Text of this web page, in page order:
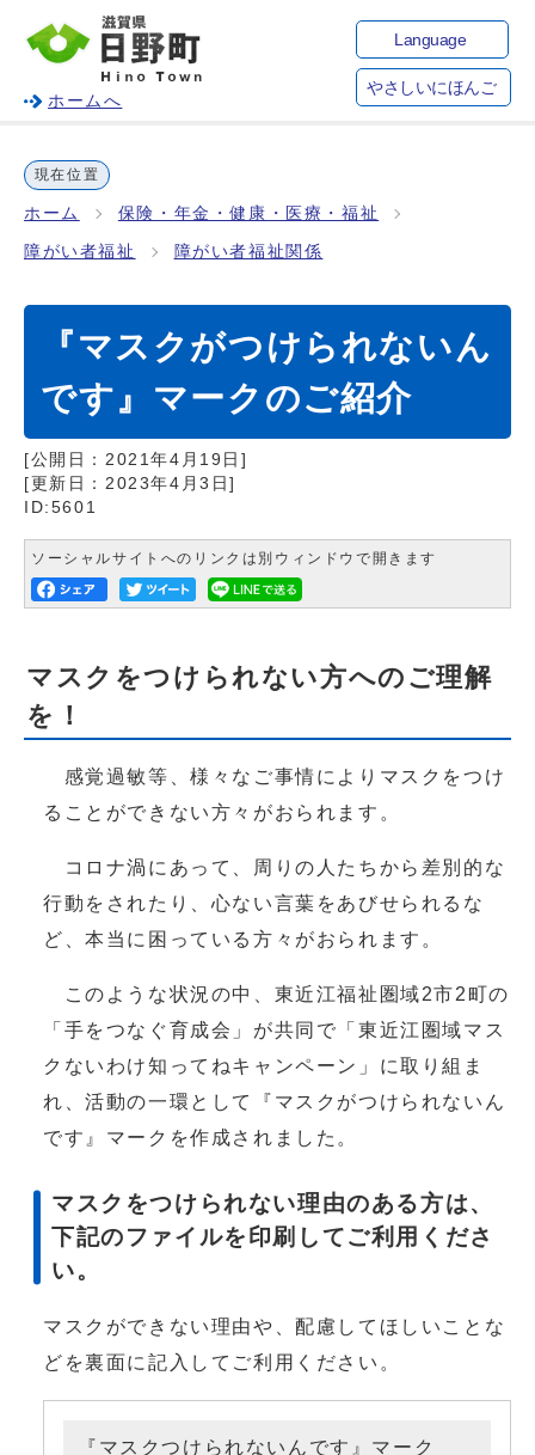
ホームへ
Language
やさしいにほんご
現在位置
ホーム 保険・年金・健康・医療・福祉
障がい者福祉 障がい者福祉関係
『マスクがつけられないん
です』マークのご紹介
[公開日： 2021年4月19日 ]
[更新日： 2023年4月3日]
ID:5601
ソーシャルサイトへのリンクは別ウィンドウで開きます
マスクをつけられない方へのご理解
を！
感覚過敏等、様々なご事情によりマスクをつけ
ることができない方々がおられます。
コロナ渦にあって、周りの人たちから差別的な
行動をされたり、心ない言葉をあびせられるな
ど、本当に困っている方々がおられます。
このような状況の中、東近江福祉圏域2市2町の
「手をつなぐ育成会」が共同で「東近江圏域マス
クないわけ知ってねキャンペーン」に取り組ま
れ、活動の一環として『マスクがつけられないん
です』マークを作成されました。
マスクをつけられない理由のある方は、
下記のファイルを印刷してご利用くださ
い。
マスクができない理由や、配慮してほしいことな
どを裏面に記入してご利用ください。
『マスクつけられないんです』マーク